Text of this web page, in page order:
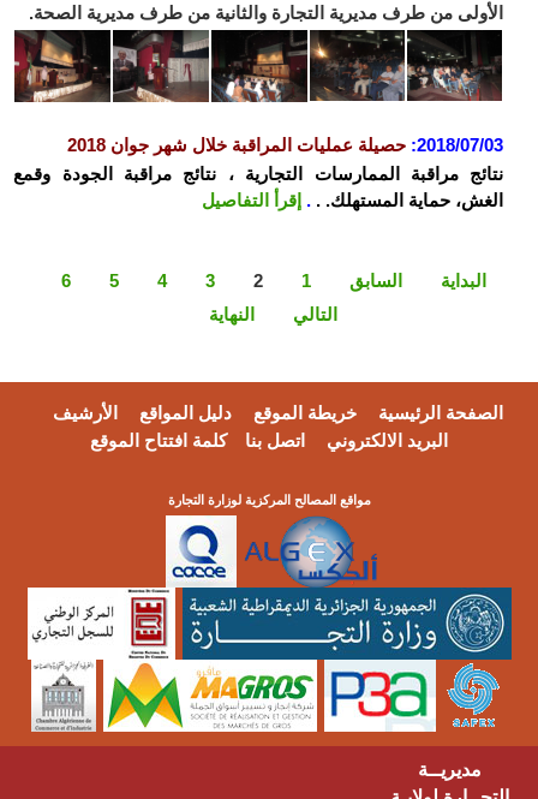
الأولى من طرف مديرية التجارة والثانية من طرف مديرية الصحة.
2018/07/03
: حصيلة عمليات المراقبة خلال شهر جوان 2018
نتائج مراقبة الممارسات التجارية ، نتائج مراقبة الجودة وقمع
الغش، حماية المستهلك. . . إقرأ التفاصيل
البداية السابق 1
2
3
4
5
6
التالي
النهاية
الصفحة الرئيسية خريطة الموقع دليل المواقع
الأرشيف
البريد الالكتروني
اتصل بنا كلمة افتتاح الموقع
مواقع المصالح المركزية لوزارة التجارة
مديريــة